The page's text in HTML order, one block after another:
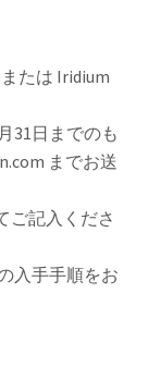
たは Iridium
31日までのも
までお送
ご記入くださ
入手手順をお